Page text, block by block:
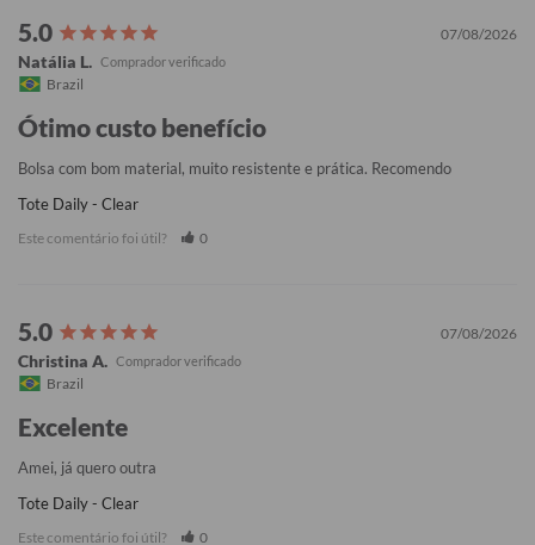
07/08/2026
Natália L.
Brazil
Ótimo custo benefício
Bolsa com bom material, muito resistente e prática. Recomendo
Tote Daily - Clear
Este comentário foi útil? 0
07/08/2026
Christina A.
Brazil
Excelente
Amei, já quero outra
Tote Daily - Clear
Este comentário foi útil? 0